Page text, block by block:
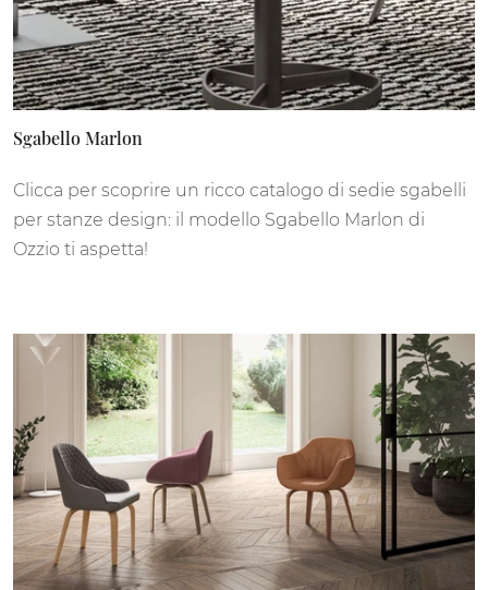
Sgabello Marlon
Clicca per scoprire un ricco catalogo di sedie sgabelli
per stanze design: il modello Sgabello Marlon di
Ozzio ti aspetta!